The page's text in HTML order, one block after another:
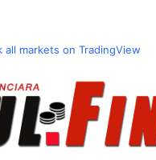
all markets on TradingView